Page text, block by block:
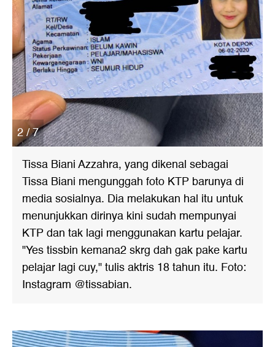
2 / 7
Tissa Biani Azzahra, yang dikenal sebagai
Tissa Biani mengunggah foto KTP barunya di
media sosialnya. Dia melakukan hal itu untuk
menunjukkan dirinya kini sudah mempunyai
KTP dan tak lagi menggunakan kartu pelajar.
"Yes tissbin kemana2 skrg dah gak pake kartu
pelajar lagi cuy," tulis aktris 18 tahun itu. Foto:
Instagram @tissabian.